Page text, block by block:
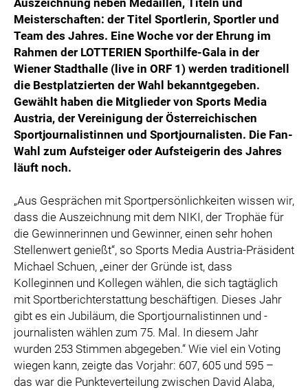
Meisterschaften: der Titel Sportlerin, Sportler und
Team des Jahres. Eine Woche vor der Ehrung im
Rahmen der LOTTERIEN Sporthilfe-Gala in der
Wiener Stadthalle (live in ORF 1) werden traditionell
die Bestplatzierten der Wahl bekanntgegeben.
Gewählt haben die Mitglieder von Sports Media
Austria, der Vereinigung der Österreichischen
Sportjournalistinnen und Sportjournalisten. Die Fan-
Wahl zum Aufsteiger oder Aufsteigerin des Jahres
läuft noch.
„Aus Gesprächen mit Sportpersönlichkeiten wissen wir,
dass die Auszeichnung mit dem NIKI, der Trophäe für
die Gewinnerinnen und Gewinner, einen sehr hohen
Stellenwert genießt“, so Sports Media Austria-Präsident
Michael Schuen, „einer der Gründe ist, dass
Kolleginnen und Kollegen wählen, die sich tagtäglich
mit Sportberichterstattung beschäftigen. Dieses Jahr
gibt es ein Jubiläum, die Sportjournalistinnen und -
journalisten wählen zum 75. Mal. In diesem Jahr
wurden 253 Stimmen abgegeben.“ Wie viel ein Voting
wiegen kann, zeigte das Vorjahr: 607, 605 und 595 –
das war die Punkteverteilung zwischen David Alaba,